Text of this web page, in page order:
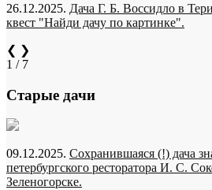
26.12.2025. Дача Г. Б. Воссидло в
квест "Найди дачу по картинке".
❮ ❯
1 / 7
Старые дачи
09.12.2025. Сохранившаяся (!) дача
петербургского ресторатора И. С.
Зеленогорске.